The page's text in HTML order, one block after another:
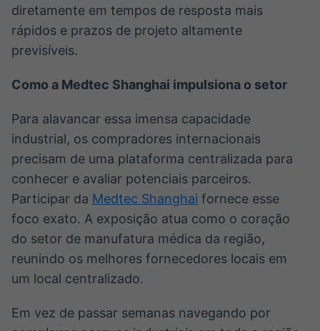
diretamente em tempos de resposta mais
rápidos e prazos de projeto altamente
previsíveis.
Como a Medtec Shanghai impulsiona o setor
Para alavancar essa imensa capacidade
industrial, os compradores internacionais
precisam de uma plataforma centralizada para
conhecer e avaliar potenciais parceiros.
Participar da Medtec Shanghai fornece esse
foco exato. A exposição atua como o coração
do setor de manufatura médica da região,
reunindo os melhores fornecedores locais em
um local centralizado.
Em vez de passar semanas navegando por